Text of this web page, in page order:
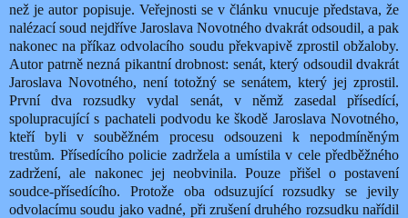
než je autor popisuje. Veřejnosti se v článku vnucuje představa, že
nalézací soud nejdříve Jaroslava Novotného dvakrát odsoudil, a pak
nakonec na příkaz odvolacího soudu překvapivě zprostil obžaloby.
Autor patrně nezná pikantní drobnost: senát, který odsoudil dvakrát
Jaroslava Novotného, není totožný se senátem, který jej zprostil.
První dva rozsudky vydal senát, v němž zasedal přísedící,
spolupracující s pachateli podvodu ke škodě Jaroslava Novotného,
kteří byli v souběžném procesu odsouzeni k nepodmíněným
trestům. Přísedícího policie zadržela a umístila v cele předběžného
zadržení, ale nakonec jej neobvinila. Pouze přišel o postavení
soudce-přísedícího. Protože oba odsuzující rozsudky se jevily
odvolacímu soudu jako vadné, při zrušení druhého rozsudku nařídil